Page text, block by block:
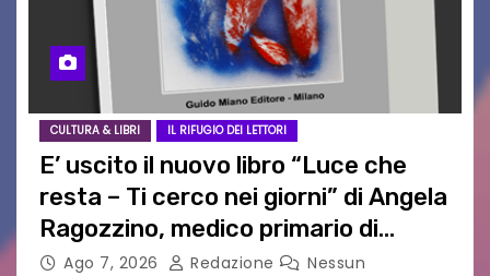
CULTURA & LIBRI IL RIFUGIO DEI LETTORI
E’ uscito il nuovo libro “Luce che
resta – Ti cerco nei giorni” di Angela
Ragozzino, medico primario di
Capua
Ago 7, 2026 Redazione
Nessun